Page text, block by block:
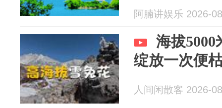
阿腩讲娱乐 2026-
海拔5000
绽放一次便
人间闲散客 2026-